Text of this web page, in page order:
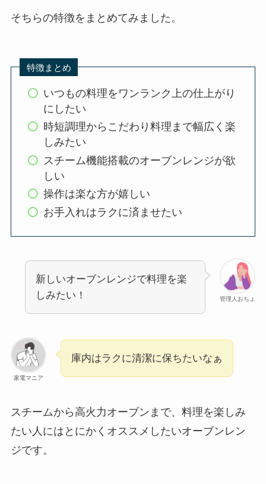
そちらの特徴をまとめてみました。
特徴まとめ
いつもの料理をワンランク上の仕上がり
にしたい
時短調理からこだわり料理まで幅広く楽
しみたい
スチーム機能搭載のオーブンレンジが欲
しい
操作は楽な方が嬉しい
お手入れはラクに済ませたい
管理人おちょ
新しいオーブンレンジで料理を楽
しみたい！
家電マニア
庫内はラクに清潔に保ちたいなぁ
スチームから高火力オーブンまで、料理を楽しみ
たい人にはとにかくオススメしたいオーブンレン
ジです。